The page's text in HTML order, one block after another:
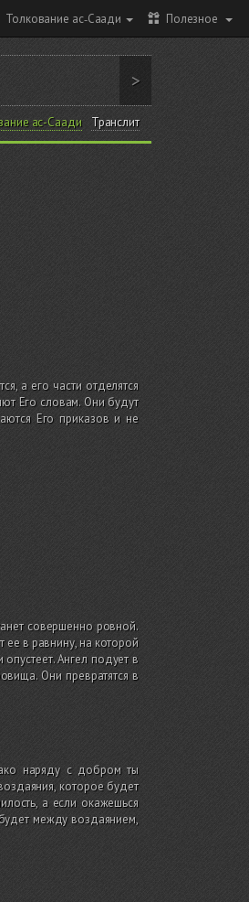
Толкование ас-Саади Полезное
>
ас-Саади Транслит
а его части отделятся
Его словам. Они будут
Его приказов и не
совершенно ровной.
в равнину, на которой
Ангел подует в
Они превратятся в
наряду с добром ты
которое будет
а если окажешься
между воздаянием,